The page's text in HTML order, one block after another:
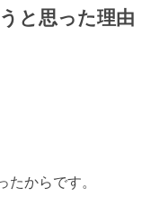
と思った理由
す。